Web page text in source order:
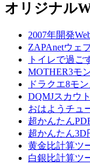
オリジナル
2007年開発
ZAPAnetウェ
トイレで過ご
MOTHER3モ
ドラクエ8モ
DQMJスカウ
おはようチュ
超かんたん
超かんたん3D
黄金比計算ツ
白銀比計算ツ